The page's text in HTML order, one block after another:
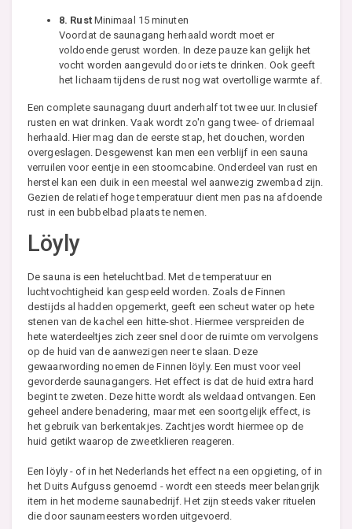
8. RustMinimaal 15 minuten
Voordat de saunagang herhaald wordt moet er
voldoende gerust worden. In deze pauze kan gelijk het
vocht worden aangevuld door iets te drinken. Ook geeft
het lichaam tijdens de rust nog wat overtollige warmte af.
Een complete saunagang duurt anderhalf tot twee uur. Inclusief
rusten en wat drinken. Vaak wordt zo'n gang twee- of driemaal
herhaald. Hier mag dan de eerste stap, het douchen, worden
overgeslagen. Desgewenst kan men een verblijf in een sauna
verruilen voor eentje in een stoomcabine. Onderdeel van rust en
herstel kan een duik in een meestal wel aanwezig zwembad zijn.
Gezien de relatief hoge temperatuur dient men pas na afdoende
rust in een bubbelbad plaats te nemen.
Löyly
De sauna is een heteluchtbad. Met de temperatuur en
luchtvochtigheid kan gespeeld worden. Zoals de Finnen
destijds al hadden opgemerkt, geeft een scheut water op hete
stenen van de kachel een hitte-shot. Hiermee verspreiden de
hete waterdeeltjes zich zeer snel door de ruimte om vervolgens
op de huid van de aanwezigen neer te slaan. Deze
gewaarwording noemen de Finnen löyly. Een must voor veel
gevorderde saunagangers. Het effect is dat de huid extra hard
begint te zweten. Deze hitte wordt als weldaad ontvangen. Een
geheel andere benadering, maar met een soortgelijk effect, is
het gebruik van berkentakjes. Zachtjes wordt hiermee op de
huid getikt waarop de zweetklieren reageren.
Een löyly - of in het Nederlands het effect na een opgieting, of in
het Duits Aufguss genoemd - wordt een steeds meer belangrijk
item in het moderne saunabedrijf. Het zijn steeds vaker rituelen
die door saunameesters worden uitgevoerd.